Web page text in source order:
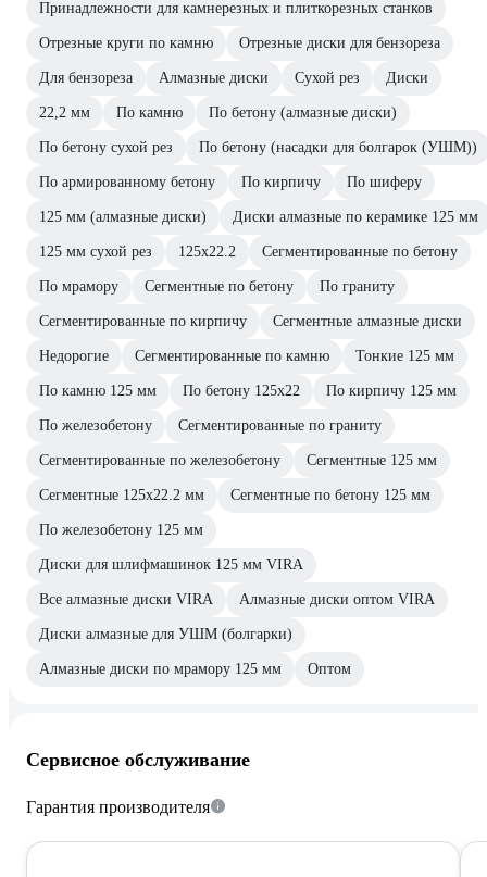
Принадлежности для камнерезных и плиткорезных станков
Отрезные круги по камню Отрезные диски для бензореза
Для бензореза Алмазные диски Сухой рез Диски
22,2 мм По камню По бетону (алмазные диски)
По бетону сухой рез По бетону (насадки для болгарок (УШМ))
По армированному бетону По кирпичу По шиферу
125 мм (алмазные диски) Диски алмазные по керамике 125 мм
125 мм сухой рез 125х22.2 Сегментированные по бетону
По мрамору Сегментные по бетону По граниту
Сегментированные по кирпичу Сегментные алмазные диски
Недорогие Сегментированные по камню Тонкие 125 мм
По камню 125 мм По бетону 125х22 По кирпичу 125 мм
По железобетону Сегментированные по граниту
Сегментированные по железобетону Сегментные 125 мм
Сегментные 125х22.2 мм Сегментные по бетону 125 мм
По железобетону 125 мм
Диски для шлифмашинок 125 мм VIRA
Все алмазные диски VIRA Алмазные диски оптом VIRA
Диски алмазные для УШМ (болгарки)
Алмазные диски по мрамору 125 мм Оптом
Сервисное обслуживание
Гарантия производителя